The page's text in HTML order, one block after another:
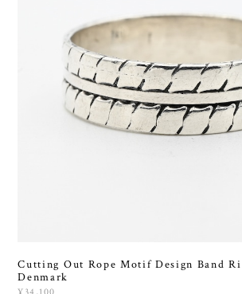
Cutting Out Rope Motif Design Band
Denmark